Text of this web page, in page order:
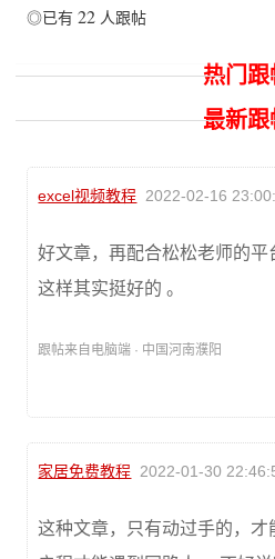
◎已有 22 人跟帖
热门跟
最新跟
excel视频教程 2022-02-16
好文章，再配合松松老师的
这样其实挺好的 。
跟帖来自电脑端 · 中国河南濮阳
家居免费教程 2022-01-30
这种文章，只有动过手的，才